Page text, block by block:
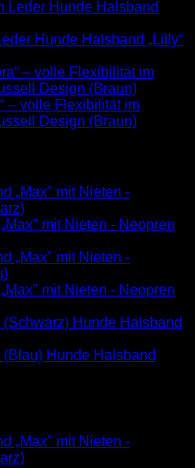
Hunde Halsband „Lilly“
– volle Flexibilität im
Design (Braun)
mit Nieten - Neopren
mit Nieten - Neopren
Hunde Halsband
Hunde Halsband